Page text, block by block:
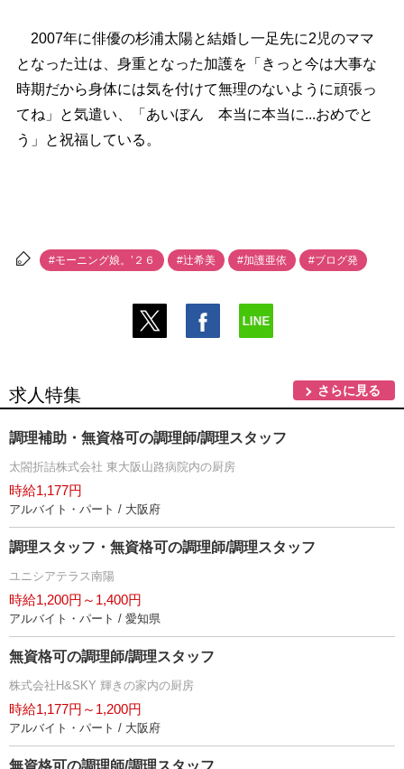
2007年に俳優の杉浦太陽と結婚し一足先に2児のママ
となった辻は、身重となった加護を「きっと今は大事な
時期だから身体には気を付けて無理のないように頑張っ
てね」と気遣い、「あいぼん 本当に本当に...おめでと
う」と祝福している。
#モーニング娘。’２６ #辻希美 #加護亜依 #ブログ発
求人特集 さらに見る
調理補助・無資格可の調理師/調理スタッフ
太閤折詰株式会社 東大阪山路病院内の厨房
時給1,177円
アルバイト・パート / 大阪府
調理スタッフ・無資格可の調理師/調理スタッフ
ユニシアテラス南陽
時給1,200円～1,400円
アルバイト・パート / 愛知県
無資格可の調理師/調理スタッフ
株式会社H&SKY 輝きの家内の厨房
時給1,177円～1,200円
アルバイト・パート / 大阪府